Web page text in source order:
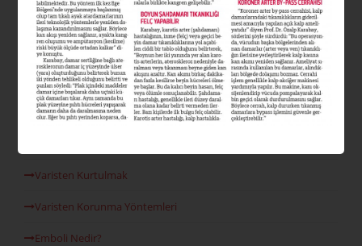
Varis Nedir?
Varis Tipleri Nelerdir?
Varis Nedenleri
Venöz Reflü
Varisten Kurtulmak
Varisten Korunma Yöntemleri
Emboli Nedir?